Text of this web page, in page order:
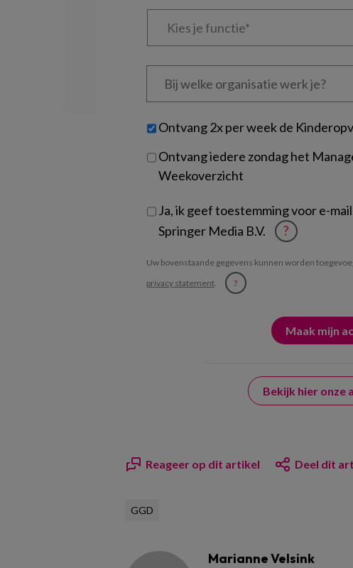
Kies
Bij
welke
je?
Untitled
Ontvang 2x per week de
Ontvang iedere zondag het
Weekoverzicht
Ja, ik geef toestemming voor e-
Springer Media B.V.
?
Uw bovenstaande gegevens kunnen worden
privacy statement. ?
Bekijk hier onze
Reageer op dit artikel Deel dit
GGD
Marianne Velsink